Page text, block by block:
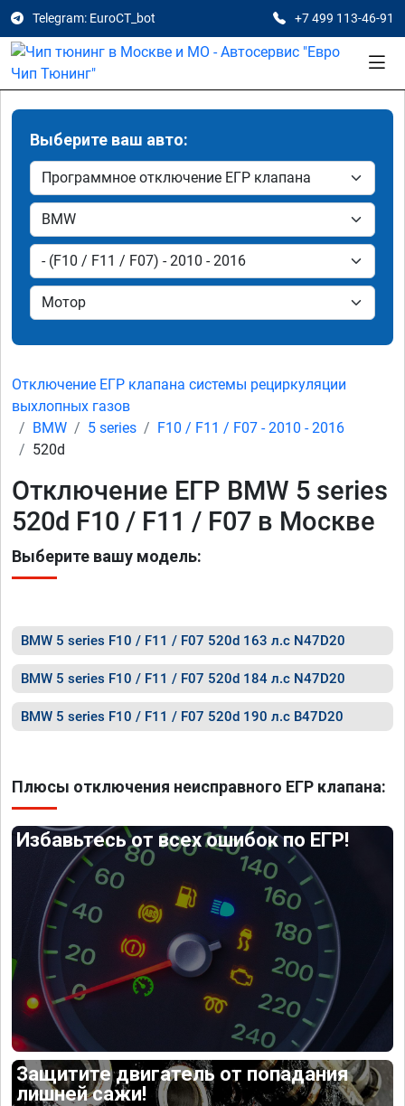
Telegram: EuroCT_bot +7 499 113-46-91
Выберите ваш авто:
Отключение ЕГР клапана системы рециркуляции
выхлопных газов
BMW
5 series
F10 / F11 / F07 - 2010 - 2016
520d
Отключение ЕГР BMW 5 series
520d F10 / F11 / F07 в Москве
Выберите вашу модель:
BMW 5 series F10 / F11 / F07 520d 163 л.с N47D20
BMW 5 series F10 / F11 / F07 520d 184 л.с N47D20
BMW 5 series F10 / F11 / F07 520d 190 л.с B47D20
Плюсы отключения неисправного ЕГР клапана:
Избавьтесь от всех ошибок по ЕГР!
Защитите двигатель от попадания
лишней сажи!